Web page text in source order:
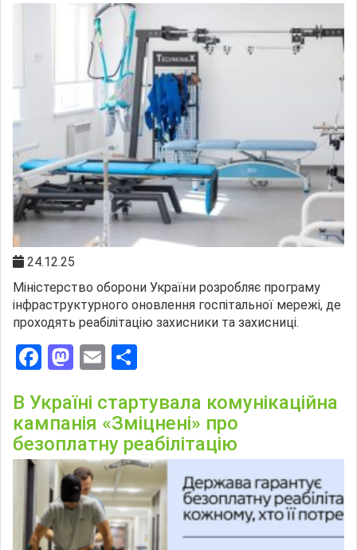
24.12.25
Міністерство оборони України розробляє програму
інфраструктурного оновлення госпітальної мережі, де
проходять реабілітацію захисники та захисниці.
Facebook
Mastodon
Email
В Україні стартувала комунікаційна
кампанія «Зміцнені» про
безоплатну реабілітацію